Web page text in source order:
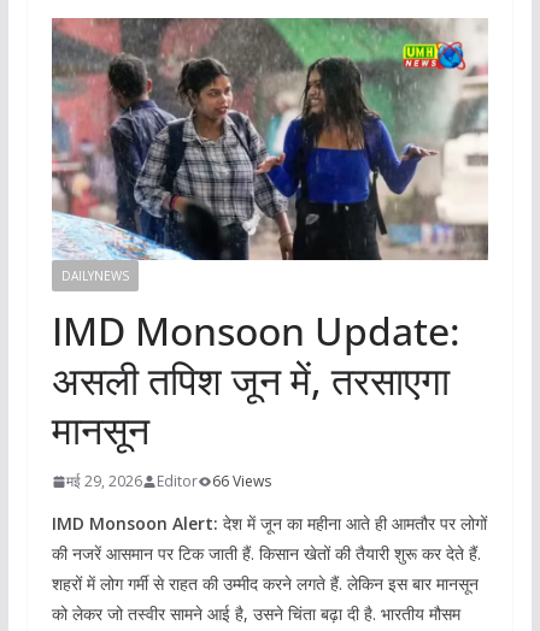
DAILYNEWS
IMD Monsoon Update:
असली तपिश जून में, तरसाएगा
मानसून
मई 29, 2026 Editor 66 Views
IMD Monsoon Alert: देश में जून का महीना आते ही आमतौर पर लोगों
की नजरें आसमान पर टिक जाती हैं. किसान खेतों की तैयारी शुरू कर देते हैं.
शहरों में लोग गर्मी से राहत की उम्मीद करने लगते हैं. लेकिन इस बार मानसून
को लेकर जो तस्वीर सामने आई है, उसने चिंता बढ़ा दी है. भारतीय मौसम